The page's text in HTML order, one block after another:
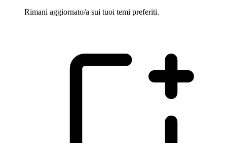
Rimani aggiornato/a sui tuoi temi preferiti.